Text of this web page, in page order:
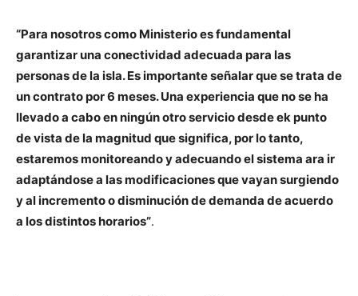
“Para nosotros como Ministerio es fundamental
garantizar una conectividad adecuada para las
personas de la isla. Es importante señalar que se trata de
un contrato por 6 meses. Una experiencia que no se ha
llevado a cabo en ningún otro servicio desde ek punto
de vista de la magnitud que significa, por lo tanto,
estaremos monitoreando y adecuando el sistema ara ir
adaptándose a las modificaciones que vayan surgiendo
y al incremento o disminución de demanda de acuerdo
a los distintos horarios”.